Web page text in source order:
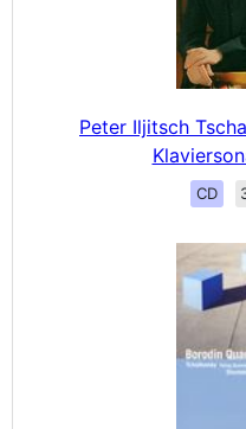
Peter Iljitsch
CD